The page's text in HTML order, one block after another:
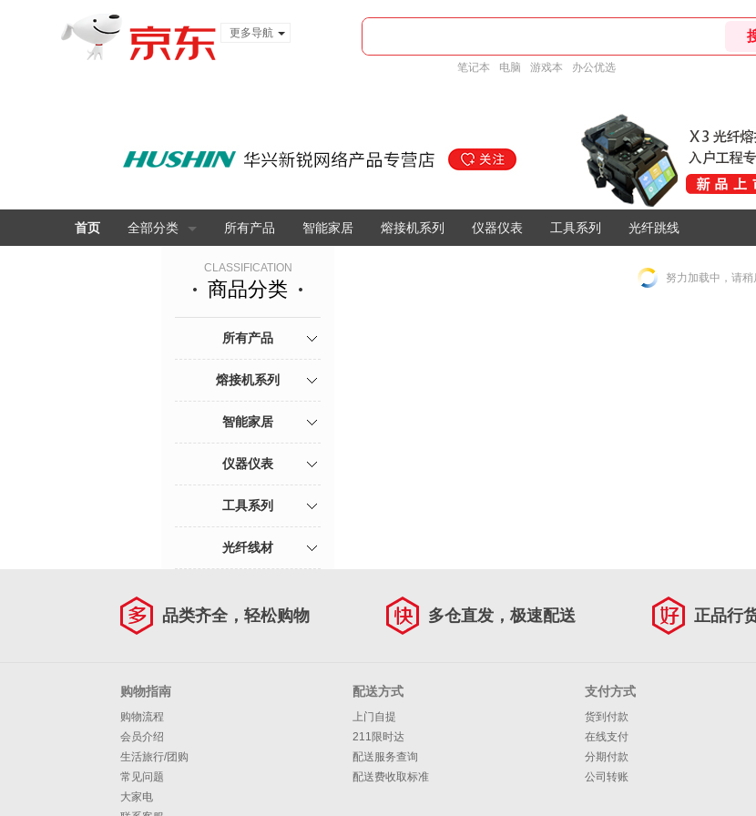
更多导航
笔记本 电脑 游戏本 办公优选
首页 全部分类 所有产品 智能家居 熔接机系列 仪器仪表 工具系列 光纤跳线
CLASSIFICATION
商品分类
所有产品
熔接机系列
智能家居
仪器仪表
工具系列
光纤线材
努力加载中，请稍
品类齐全，轻松购物 多仓直发，极速配送 正品行
购物指南
购物流程
会员介绍
生活旅行/团购
常见问题
大家电
配送方式
上门自提
211限时达
配送服务查询
配送费收取标准
支付方式
货到付款
在线支付
分期付款
公司转账